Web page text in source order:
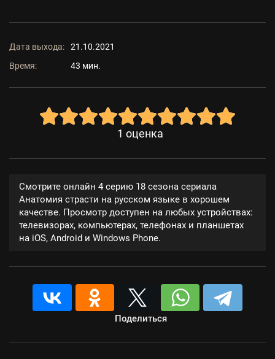
Дата выхода:
21.10.2021
Время:
43 мин.
1 оценка
Смотрите онлайн 4 серию 18 сезона сериала
Анатомия страсти на русском языке в хорошем
качестве. Просмотр доступен на любых устройствах:
телевизорах, компьютерах, телефонах и планшетах
на iOS, Android и Windows Phone.
Поделиться